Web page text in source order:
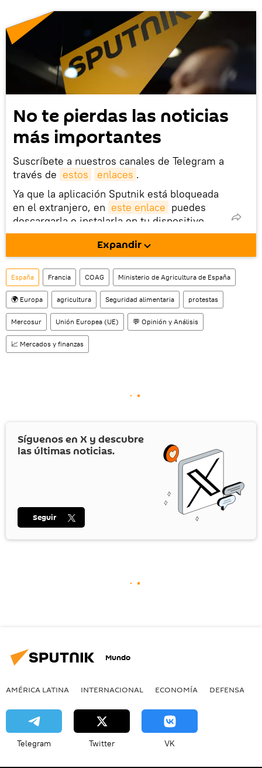
No te pierdas las noticias
más importantes
Suscríbete a nuestros canales de Telegram a
través de estos enlaces .
Ya que la aplicación Sputnik está bloqueada
en el extranjero, en este enlace puedes
descargarla e instalarla en tu dispositivo
móvil (¡solo para Android!).
También tenemos una cuenta en la red
social rusa VK .
Expandir
España Francia COAG Ministerio de Agricultura de España
🌍 Europa agricultura Seguridad alimentaria protestas
Mercosur Unión Europea (UE) 💬 Opinión y Análisis
📈 Mercados y finanzas
Síguenos en X y descubre
las últimas noticias.
Seguir
Mundo
AMÉRICA LATINA INTERNACIONAL ECONOMÍA DEFENSA
Telegram Twitter VK